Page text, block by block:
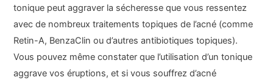
tonique peut aggraver la sécheresse que vous ressentez
avec de nombreux traitements topiques de l’acné (comme
Retin-A, BenzaClin ou d’autres antibiotiques topiques).
Vous pouvez même constater que l’utilisation d’un tonique
aggrave vos éruptions, et si vous souffrez d’acné